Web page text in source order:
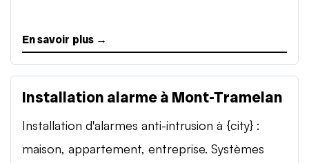
En savoir plus →
Installation alarme à Mont-Tramelan
Installation d'alarmes anti-intrusion à {city} :
maison, appartement, entreprise. Systèmes